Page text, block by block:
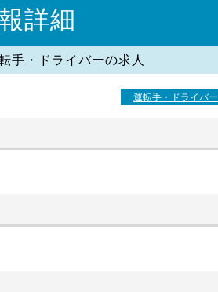
詳細
手・ドライバーの求人
運転手・ドライバー